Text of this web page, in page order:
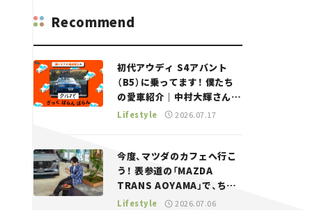
Recommend
初代アウディ S4アバント
（B5）に乗ってます！ 僕たち
の愛車紹介｜中村大輝さん
——瀬イオナと嶋田智之の
Lifestyle 2026.07.17
今度、マツダのカフェへ行こ
う！ 表参道の「MAZDA
TRANS AOYAMA」で、ちょ
っとひと息。——連載｜CCG
Lifestyle 2026.07.06